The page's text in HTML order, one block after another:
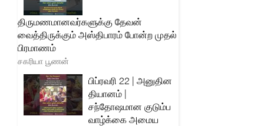
திருமணமானவர்களுக்கு தேவன்
வைத்திருக்கும் அஸ்திபாரம் போன்ற முதல்
பிரமாணம்
சகரியா பூணன்
பிப்ரவரி 22 | அனுதின
தியானம் |
சந்தோஷமான குடும்ப
வாழ்க்கை அமைய